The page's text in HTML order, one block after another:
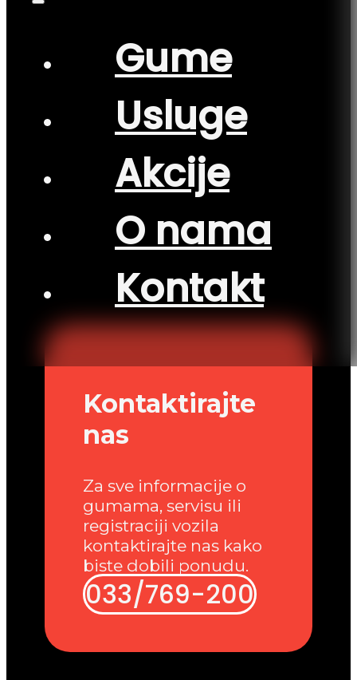
Gume
Usluge
Akcije
O nama
Kontakt
Kontaktirajte
nas
Za sve informacije o
gumama, servisu ili
registraciji vozila
kontaktirajte nas kako
biste dobili ponudu.
033/769-200